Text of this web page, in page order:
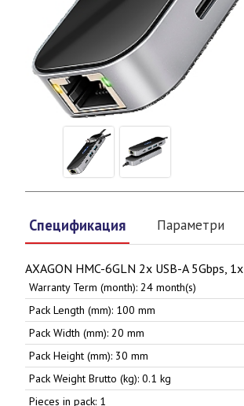
Спецификация Параметри
AXAGON HMC-6GLN 2x USB-A 5Gbps,
Warranty Term (month): 24 month(s)
Pack Length (mm): 100 mm
Pack Width (mm): 20 mm
Pack Height (mm): 30 mm
Pack Weight Brutto (kg): 0.1 kg
Pieces in pack: 1